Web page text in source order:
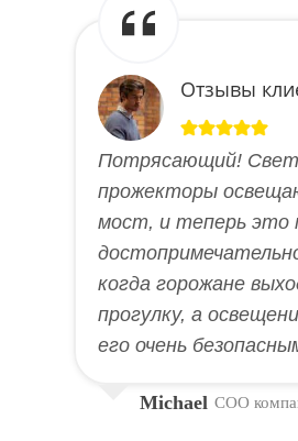
Отзывы
Потрясающий!
прожекторы
мост, и теперь это
когда горожане
прогулку, а
его очень
Michael COO